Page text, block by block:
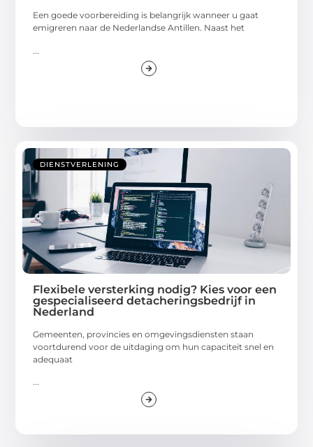
Een goede voorbereiding is belangrijk wanneer u gaat
emigreren naar de Nederlandse Antillen. Naast het
DIENSTVERLENING
Flexibele versterking nodig? Kies voor een
gespecialiseerd detacheringsbedrijf in
Nederland
Gemeenten, provincies en omgevingsdiensten staan
voortdurend voor de uitdaging om hun capaciteit snel en
adequaat